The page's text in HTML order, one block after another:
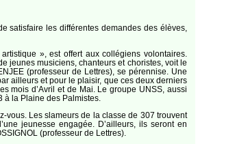
satisfaire les différentes demandes des élèves,
», est offert aux collégiens volontaires.
jeunes musiciens, chanteurs et choristes, voit le
(professeur de Lettres), se pérennise. Une
ailleurs et pour le plaisir, que ces deux derniers
mois d’Avril et de Mai. Le groupe UNSS, aussi
à la Plaine des Palmistes.
vous. Les slameurs de la classe de 307 trouvent
jeunesse engagée. D’ailleurs, ils seront en
(professeur de Lettres).